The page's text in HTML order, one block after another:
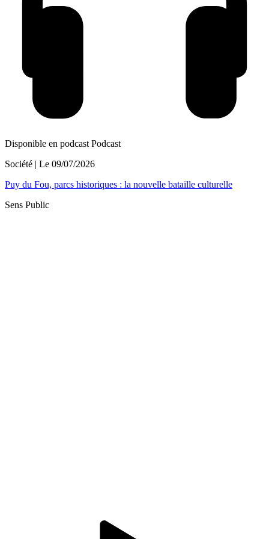
Disponible en podcast Podcast
Société | Le 09/07/2026
Puy du Fou, parcs historiques : la nouvelle bataille culturelle
Sens Public